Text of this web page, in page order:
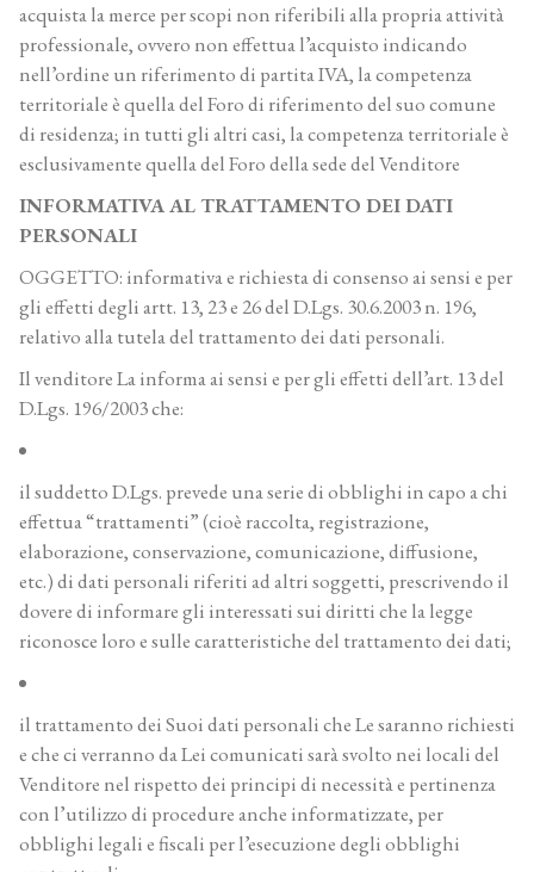
acquista la merce per scopi non riferibili alla propria attività
professionale, ovvero non effettua l’acquisto indicando
nell’ordine un riferimento di partita IVA, la competenza
territoriale è quella del Foro di riferimento del suo comune
di residenza; in tutti gli altri casi, la competenza territoriale è
esclusivamente quella del Foro della sede del Venditore
INFORMATIVA AL TRATTAMENTO DEI DATI
PERSONALI
OGGETTO: informativa e richiesta di consenso ai sensi e per
gli effetti degli artt. 13, 23 e 26 del D.Lgs. 30.6.2003 n. 196,
relativo alla tutela del trattamento dei dati personali.
Il venditore La informa ai sensi e per gli effetti dell’art. 13 del
D.Lgs. 196/2003 che:
il suddetto D.Lgs. prevede una serie di obblighi in capo a chi
effettua “trattamenti” (cioè raccolta, registrazione,
elaborazione, conservazione, comunicazione, diffusione,
etc.) di dati personali riferiti ad altri soggetti, prescrivendo il
dovere di informare gli interessati sui diritti che la legge
riconosce loro e sulle caratteristiche del trattamento dei dati;
il trattamento dei Suoi dati personali che Le saranno richiesti
e che ci verranno da Lei comunicati sarà svolto nei locali del
Venditore nel rispetto dei principi di necessità e pertinenza
con l’utilizzo di procedure anche informatizzate, per
obblighi legali e fiscali per l’esecuzione degli obblighi